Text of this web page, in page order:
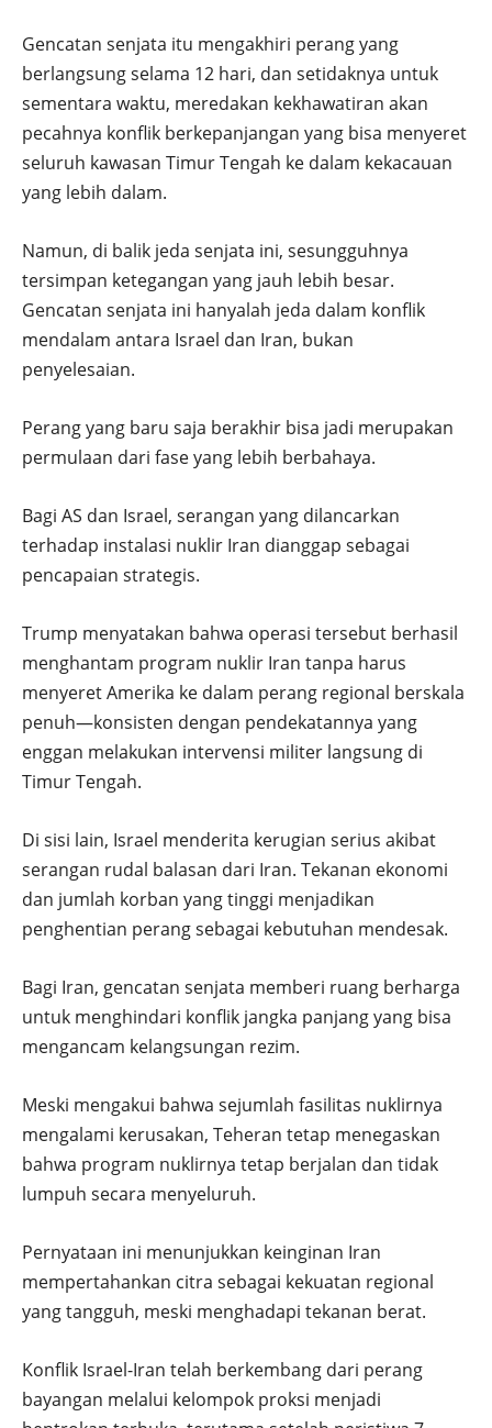
Gencatan senjata itu mengakhiri perang yang
berlangsung selama 12 hari, dan setidaknya untuk
sementara waktu, meredakan kekhawatiran akan
pecahnya konflik berkepanjangan yang bisa menyeret
seluruh kawasan Timur Tengah ke dalam kekacauan
yang lebih dalam.
Namun, di balik jeda senjata ini, sesungguhnya
tersimpan ketegangan yang jauh lebih besar.
Gencatan senjata ini hanyalah jeda dalam konflik
mendalam antara Israel dan Iran, bukan
penyelesaian.
Perang yang baru saja berakhir bisa jadi merupakan
permulaan dari fase yang lebih berbahaya.
Bagi AS dan Israel, serangan yang dilancarkan
terhadap instalasi nuklir Iran dianggap sebagai
pencapaian strategis.
Trump menyatakan bahwa operasi tersebut berhasil
menghantam program nuklir Iran tanpa harus
menyeret Amerika ke dalam perang regional berskala
penuh—konsisten dengan pendekatannya yang
enggan melakukan intervensi militer langsung di
Timur Tengah.
Di sisi lain, Israel menderita kerugian serius akibat
serangan rudal balasan dari Iran. Tekanan ekonomi
dan jumlah korban yang tinggi menjadikan
penghentian perang sebagai kebutuhan mendesak.
Bagi Iran, gencatan senjata memberi ruang berharga
untuk menghindari konflik jangka panjang yang bisa
mengancam kelangsungan rezim.
Meski mengakui bahwa sejumlah fasilitas nuklirnya
mengalami kerusakan, Teheran tetap menegaskan
bahwa program nuklirnya tetap berjalan dan tidak
lumpuh secara menyeluruh.
Pernyataan ini menunjukkan keinginan Iran
mempertahankan citra sebagai kekuatan regional
yang tangguh, meski menghadapi tekanan berat.
Konflik Israel-Iran telah berkembang dari perang
bayangan melalui kelompok proksi menjadi